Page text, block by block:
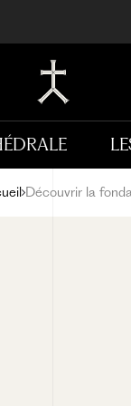
Découvrir la